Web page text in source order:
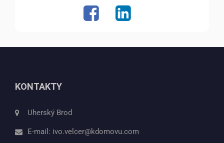
KONTAKTY
Uherský Brod
E-mail: ivo.velcer@kdomovu.com